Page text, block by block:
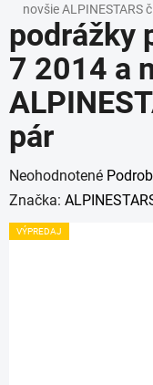
novšie ALPINESTARS
podrážky
7 2014 a
pár
Priemerné
hodnotenie
produktu
Neohodnotené
Značka:
VÝPREDAJ